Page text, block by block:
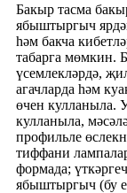
Бакыр тасма
ябыштыргыч
һәм бакча
табарга мөмкин.
үсемлекләрдә,
агачларда һәм
өчен кулланыла.
кулланыла,
профильле
тиффани
формада;
ябыштыргыч (бу